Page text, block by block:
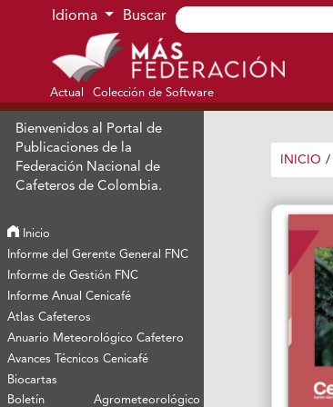
Ir al menú de navegación principal
Ir al contenido principal
Ir al pie de página del sitio
Idioma Buscar
Actual Colección de Software
Bienvenidos al Portal de
Publicaciones de la
Federación Nacional de
Cafeteros de Colombia.
Inicio
Informe del Gerente General FNC
Informe de Gestión FNC
Informe Anual Cenicafé
Atlas Cafeteros
Anuario Meteorológico Cafetero
Avances Técnicos Cenicafé
Biocartas
Boletín Agrometeorológico
INICIO /